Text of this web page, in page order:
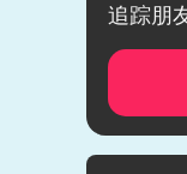
追踪朋